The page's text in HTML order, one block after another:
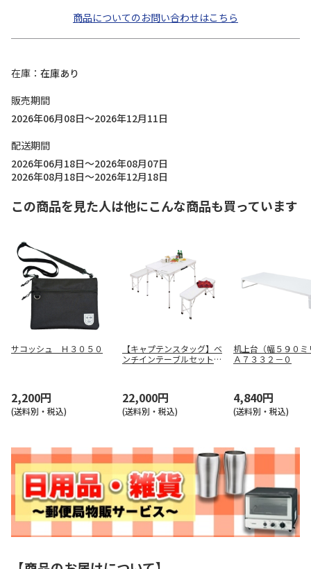
商品についてのお問い合わせはこちら
在庫
在庫あり
販売期間
2026年06月08日～2026年12月11日
配送期間
2026年06月18日～2026年08月07日
2026年08月18日～2026年12月18日
この商品を見た人は他にこんな商品も買っています
サコッシュ Ｈ３０５０
2,200円
(送料別・税込)
【キャプテンスタッグ】ベ
ンチインテーブルセット
22,000円
(送料別・税込)
机上台（幅５９０
Ａ７３３２－０
4,840円
(送料別・税込)